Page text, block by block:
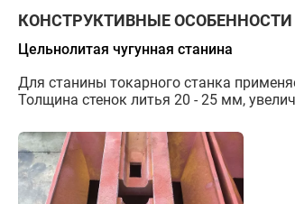
КОНСТРУКТИВНЫЕ ОСОБЕННОСТИ
Цельнолитая чугунная станина
Для станины токарного станка
Толщина стенок литья 20 - 25 мм,